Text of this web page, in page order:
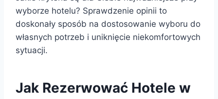
wyborze hotelu? Sprawdzenie opinii to
doskonały sposób na dostosowanie wyboru do
własnych potrzeb i uniknięcie niekomfortowych
sytuacji.
Jak Rezerwować Hotele w